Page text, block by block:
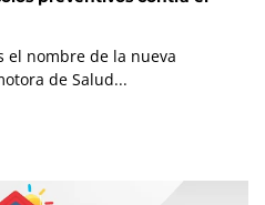
el nombre de la nueva
de Salud...